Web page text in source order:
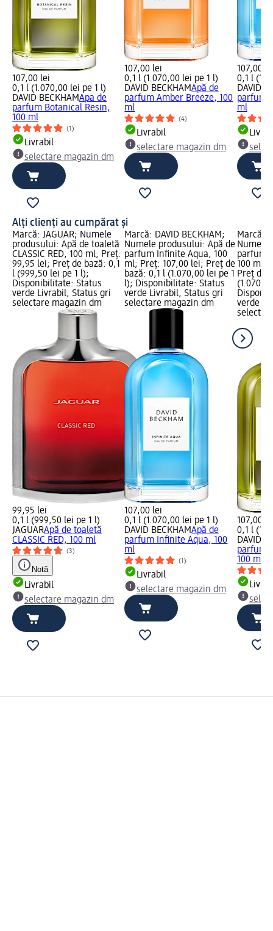
107,00 lei
0,1 l (1.070,00 lei pe 1 l)
DAVID BECKHAMApa de
parfum Botanical Resin,
100 ml
(1)
Livrabil
selectare magazin dm
107,00 lei
0,1 l (1.070,00 lei pe 1 l)
DAVID BECKHAMApă de
parfum Amber Breeze, 100
ml
(4)
Livrabil
selectare magazin dm
107,00
0,1 l
DAVID
parfum
ml
Alți clienți au cumpărat și
Marcă: JAGUAR; Numele
produsului: Apă de toaletă
CLASSIC RED, 100 ml; Preț:
99,95 lei; Preț de bază: 0,1
l (999,50 lei pe 1 l);
Disponibilitate: Status
verde Livrabil, Status gri
selectare magazin dm
99,95 lei
0,1 l (999,50 lei pe 1 l)
JAGUARApă de toaletă
CLASSIC RED, 100 ml
(3)
Notă
Livrabil
selectare magazin dm
Marcă: DAVID BECKHAM;
Numele produsului: Apă de
parfum Infinite Aqua, 100
ml; Preț: 107,00 lei; Preț de
bază: 0,1 l (1.070,00 lei pe 1
l); Disponibilitate: Status
verde Livrabil, Status gri
selectare magazin dm
107,00 lei
0,1 l (1.070,00 lei pe 1 l)
DAVID BECKHAMApă de
parfum Infinite Aqua, 100
ml
(1)
Livrabil
selectare magazin dm
Marcă:
Numele
parfum
100 ml;
Preț de
verde
107,00
0,1 l
DAVID
parfum
100 ml